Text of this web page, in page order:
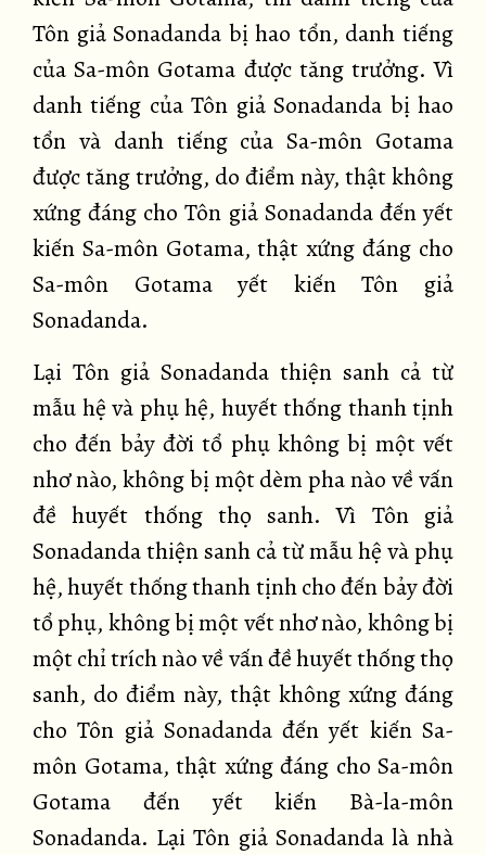
Tôn giả Sonadanda bị hao tổn, danh tiếng
của Sa-môn Gotama được tăng trưởng. Vì
danh tiếng của Tôn giả Sonadanda bị hao
tổn và danh tiếng của Sa-môn Gotama
được tăng trưởng, do điểm này, thật không
xứng đáng cho Tôn giả Sonadanda đến yết
kiến Sa-môn Gotama, thật xứng đáng cho
Sa-môn Gotama yết kiến Tôn giả
Sonadanda.
Lại Tôn giả Sonadanda thiện sanh cả từ
mẫu hệ và phụ hệ, huyết thống thanh tịnh
cho đến bảy đời tổ phụ không bị một vết
nhơ nào, không bị một dèm pha nào về vấn
đề huyết thống thọ sanh. Vì Tôn giả
Sonadanda thiện sanh cả từ mẫu hệ và phụ
hệ, huyết thống thanh tịnh cho đến bảy đời
tổ phụ, không bị một vết nhơ nào, không bị
một chỉ trích nào về vấn đề huyết thống thọ
sanh, do điểm này, thật không xứng đáng
cho Tôn giả Sonadanda đến yết kiến Sa-
môn Gotama, thật xứng đáng cho Sa-môn
Gotama đến yết kiến Bà-la-môn
Sonadanda. Lại Tôn giả Sonadanda là nhà